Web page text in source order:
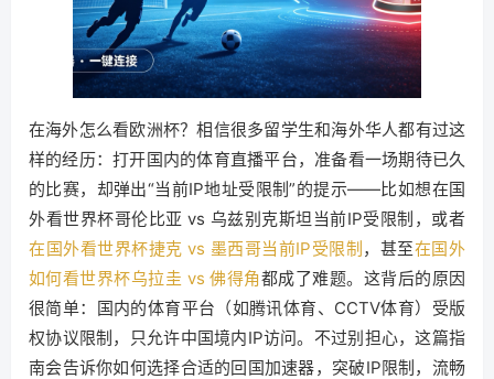
在海外怎么看欧洲杯？相信很多留学生和海外华人都有过这
样的经历：打开国内的体育直播平台，准备看一场期待已久
的比赛，却弹出“当前IP地址受限制”的提示——比如想在国
外看世界杯哥伦比亚 vs 乌兹别克斯坦当前IP受限制，或者
在国外看世界杯捷克 vs 墨西哥当前IP受限制，甚至在国外
如何看世界杯乌拉圭 vs 佛得角都成了难题。这背后的原因
很简单：国内的体育平台（如腾讯体育、CCTV体育）受版
权协议限制，只允许中国境内IP访问。不过别担心，这篇指
南会告诉你如何选择合适的回国加速器，突破IP限制，流畅